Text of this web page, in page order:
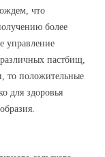
что
более
управление
пастбищ,
то положительные
для здоровья